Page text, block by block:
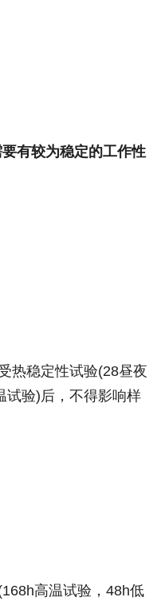
有较为稳定的工作性
热稳定性试验(28昼夜
试验)后，不得影响样
高温试验， 48h低